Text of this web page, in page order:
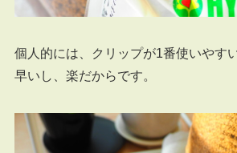
個人的には、クリップが1番使いやす
早いし、楽だからです。